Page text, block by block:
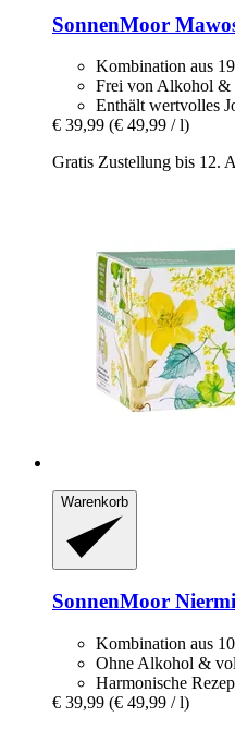
SonnenMoor
Kombination aus
Frei von Alkohol &
Enthält wertvolles
€ 39,99 (€ 49,99 / l)
Gratis Zustellung bis 12.
Warenkorb
SonnenMoor
Kombination aus
Ohne Alkohol &
Harmonische
€ 39,99 (€ 49,99 / l)